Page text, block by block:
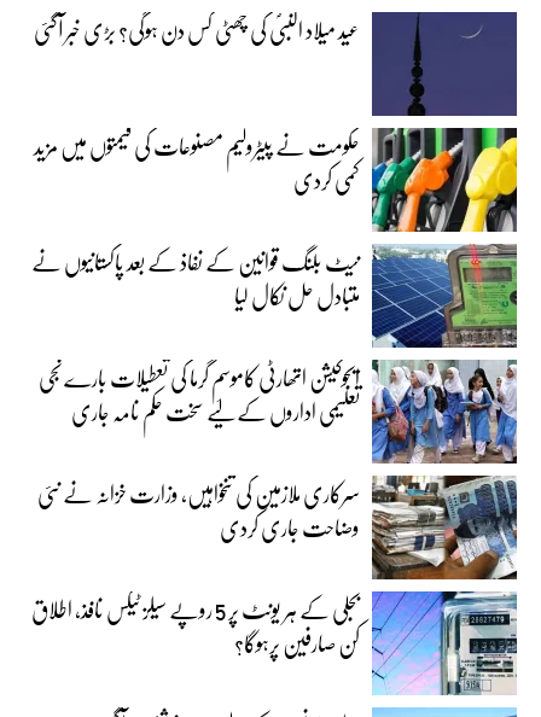
عید میلاد النبیؐ کی چھٹی کس دن ہوگی؟ بڑی خبر آگئی
حکومت نے پیٹرولیم مصنوعات کی قیمتوں میں مزید
کمی کردی
نیٹ بلنگ قوانین کے نفاذ کے بعد پاکستانیوں نے
متبادل حل نکال لیا
ایجوکیشن اتھارٹی کاموسمِ گرما کی تعطیلات بارے نجی
تعلیمی اداروں کے لیے سخت حکم نامہ جاری
سرکاری ملازمین کی تنخواہیں، وزارت خزانہ نے نئی
وضاحت جاری کردی
بجلی کے ہر یونٹ پر 5 روپے سیلز ٹیکس نافذ، اطلاق
کن صارفین پرہوگا؟